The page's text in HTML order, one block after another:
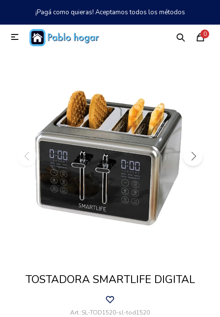
¡Pagá como quieras! Aceptamos todos los métodos
0

TOSTADORA SMARTLIFE DIGITAL
SL-TOD1520-sl-tod1520
MI CUENTA
Catálogo Tienda 097 997 042
Refrigeración
Tecnología
Electrodomésticos